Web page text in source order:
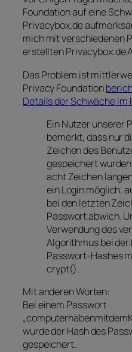
Foundation auf eine
Privacybox.de
mich mit verschiedenen
erstellten Privacybox.de
Das Problem ist
Privacy Foundation
Details der Schwäche im
Ein Nutzer unserer
bemerkt, dass nur
Zeichen des
gespeichert
acht Zeichen
ein Login möglich,
bei den letzten
Passwort abwich.
Verwendung des
Algorithmus bei der
Passwort-Hashes
crypt().
Mit anderen Worten:
Bei einem Passwort
wurde der Hash des
gespeichert.